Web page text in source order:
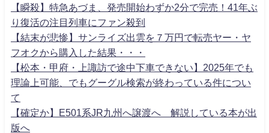
【瞬殺】特急あづま、発売開始わずか2分で完売！41年ぶ
り復活の注目列車にファン殺到
【結末が悲惨】サンライズ出雲を７万円で転売ヤー・ヤ
フオクから購入した結果・・・
【松本・甲府・上諏訪で途中下車できない】2025年でも
理論上可能、でもグーグル検索が終わっている件につい
て
【確定か】E501系JR九州へ譲渡へ 解説している本が出
版へ